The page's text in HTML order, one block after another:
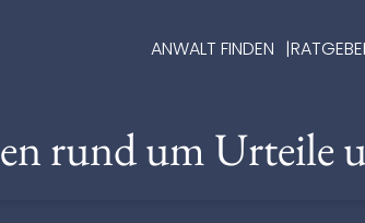
ANWALT FINDEN
rund um Urteile